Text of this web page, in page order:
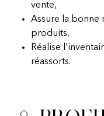
vente,
Assure la bonne
produits,
Réalise
réassorts.